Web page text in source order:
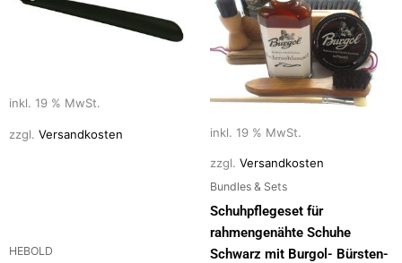
inkl. 19 % MwSt.
zzgl. Versandkosten
HEBOLD
inkl. 19 % MwSt.
zzgl. Versandkosten
Bundles & Sets
Schuhpflegeset für
rahmengenähte Schuhe
Schwarz mit Burgol- Bürsten-